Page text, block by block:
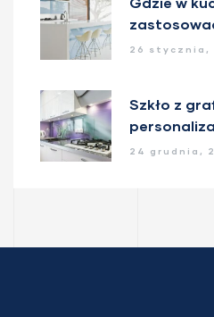
26 stycznia,
Szkło z
24 grudnia,